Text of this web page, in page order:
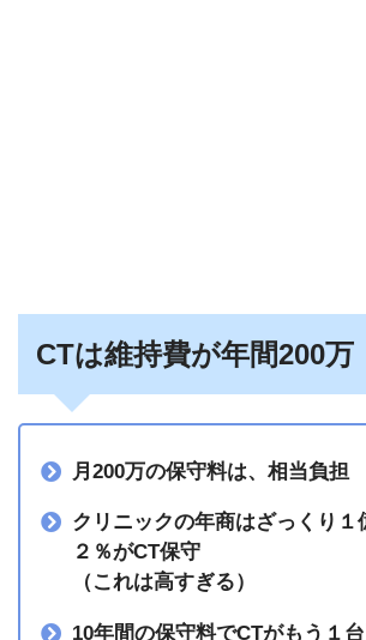
CTは維持費が年間200万
月200万の保守料は、相当負担
クリニックの年商はざっくり１
２％がCT保守
（これは高すぎる）
10年間の保守料でCTがもう１